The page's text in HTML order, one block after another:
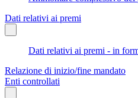
Dati relativi ai premi
Dati relativi ai premi - in
Relazione di inizio/fine mandato
Enti controllati